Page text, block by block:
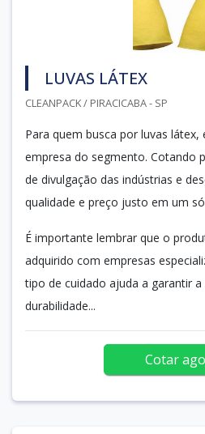
LUVAS LÁTEX
CLEANPACK / PIRACICABA - SP
Para quem busca por luvas
empresa do segmento. Cotando
de divulgação das indústrias e
qualidade e preço justo em um
É importante lembrar que o
adquirido com empresas
tipo de cuidado ajuda a garantir a
durabilidade...
Cotar